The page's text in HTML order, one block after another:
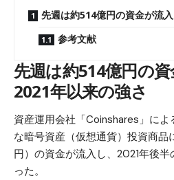
先週は約514億円の資金が流
参考文献
先週は約514億円の資
2021年以来の強さ
資産運用会社「Coinshares」に
な暗号資産（仮想通貨）投資商
円）の資金が流入し、2021年後
った。